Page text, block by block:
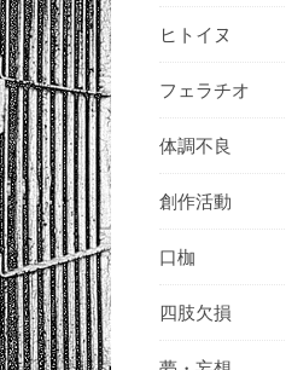
ヒトイヌ
フェラチオ
体調不良
創作活動
口枷
四肢欠損